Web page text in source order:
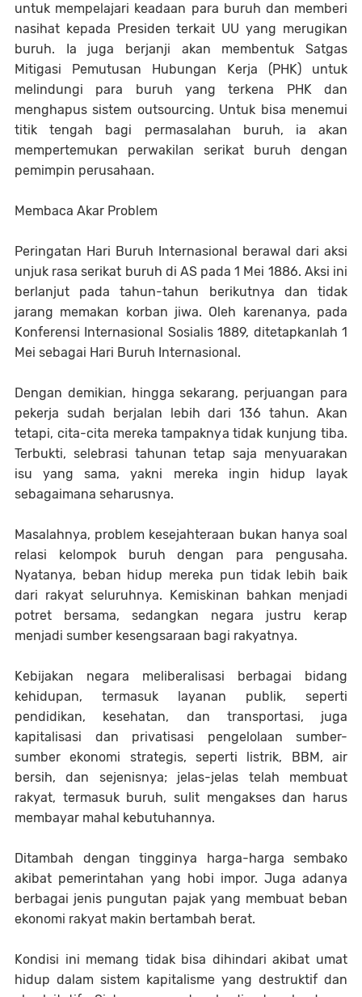
untuk mempelajari keadaan para buruh dan memberi
nasihat kepada Presiden terkait UU yang merugikan
buruh. Ia juga berjanji akan membentuk Satgas
Mitigasi Pemutusan Hubungan Kerja (PHK) untuk
melindungi para buruh yang terkena PHK dan
menghapus sistem outsourcing. Untuk bisa menemui
titik tengah bagi permasalahan buruh, ia akan
mempertemukan perwakilan serikat buruh dengan
pemimpin perusahaan.
Membaca Akar Problem
Peringatan Hari Buruh Internasional berawal dari aksi
unjuk rasa serikat buruh di AS pada 1 Mei 1886. Aksi ini
berlanjut pada tahun-tahun berikutnya dan tidak
jarang memakan korban jiwa. Oleh karenanya, pada
Konferensi Internasional Sosialis 1889, ditetapkanlah 1
Mei sebagai Hari Buruh Internasional.
Dengan demikian, hingga sekarang, perjuangan para
pekerja sudah berjalan lebih dari 136 tahun. Akan
tetapi, cita-cita mereka tampaknya tidak kunjung tiba.
Terbukti, selebrasi tahunan tetap saja menyuarakan
isu yang sama, yakni mereka ingin hidup layak
sebagaimana seharusnya.
Masalahnya, problem kesejahteraan bukan hanya soal
relasi kelompok buruh dengan para pengusaha.
Nyatanya, beban hidup mereka pun tidak lebih baik
dari rakyat seluruhnya. Kemiskinan bahkan menjadi
potret bersama, sedangkan negara justru kerap
menjadi sumber kesengsaraan bagi rakyatnya.
Kebijakan negara meliberalisasi berbagai bidang
kehidupan, termasuk layanan publik, seperti
pendidikan, kesehatan, dan transportasi, juga
kapitalisasi dan privatisasi pengelolaan sumber-
sumber ekonomi strategis, seperti listrik, BBM, air
bersih, dan sejenisnya; jelas-jelas telah membuat
rakyat, termasuk buruh, sulit mengakses dan harus
membayar mahal kebutuhannya.
Ditambah dengan tingginya harga-harga sembako
akibat pemerintahan yang hobi impor. Juga adanya
berbagai jenis pungutan pajak yang membuat beban
ekonomi rakyat makin bertambah berat.
Kondisi ini memang tidak bisa dihindari akibat umat
hidup dalam sistem kapitalisme yang destruktif dan